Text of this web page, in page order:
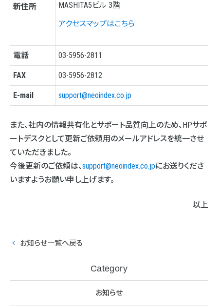
新住所
MASHITA5ビル 3階
アクセスマップはこちら
電話 03-5956-2811
FAX 03-5956-2812
E-mail support@neoindex.co.jp
また、社内の情報共有化とサポート品質向上のため、HPサポ
ートデスクとして更新ご依頼用のメールアドレスを統一させ
ていただきました。
今後更新のご依頼は、support@neoindex.co.jpにお送りくださ
いますようお願い申し上げます。
以上
お知らせ一覧へ戻る
Category
お知らせ